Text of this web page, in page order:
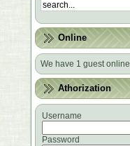
Online
We have 1 guest online
Athorization
Username
Password